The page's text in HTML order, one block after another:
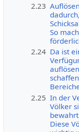
2.23
So
2.24 Da ist
2.25 In der
Völker
Diese